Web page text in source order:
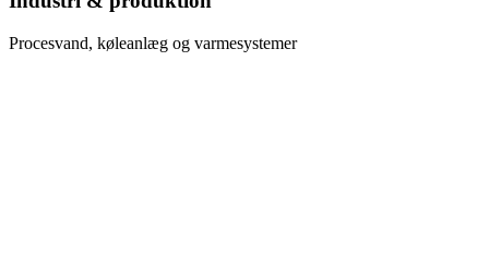
Procesvand, køleanlæg og varmesystemer